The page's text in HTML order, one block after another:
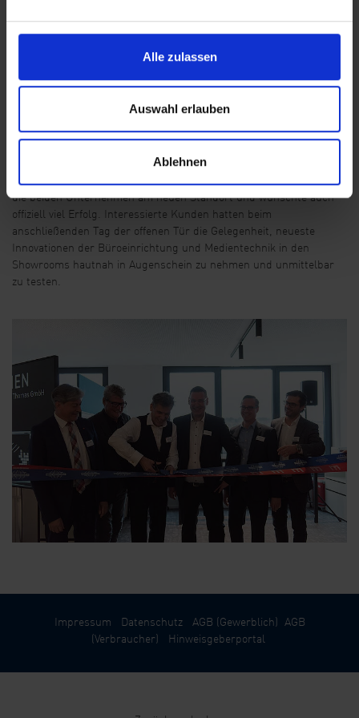
Alle zulassen
Auswahl erlauben
Ablehnen
Positive Voraussetzungen, die auch die beiden Geschäftsführer
Florian Leipold (Hees Bürowelt) und Uwe Thomas (Geschäftsführer
Medientechnik Thomas) hervorhoben. Beide betonten die gute
Zusammenarbeit der regionalen Unternehmen, für die auch die
Potential für flexible, moderne und hochprofessionelle IT- und
Bürowelten sehen beide im aufgeschlossenen und
Auch Roland Klein (Vizepräsident der IHK zu Dortmund) begrüßte
die beiden Unternehmen am neuen Standort und wünschte auch
offiziell viel Erfolg. Interessierte Kunden hatten beim
anschließenden Tag der offenen Tür die Gelegenheit, neueste
Innovationen der Büroeinrichtung und Medientechnik in den
Showrooms hautnah in Augenschein zu nehmen und unmittelbar
zu testen.
Impressum Datenschutz AGB (Gewerblich) AGB
(Verbraucher)
Hinweisgeberportal